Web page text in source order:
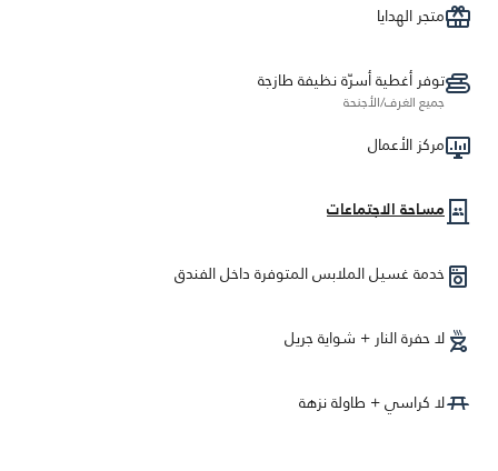
متجر الهدايا
توفر أغطية أسرّة نظيفة طازجة
جميع الغرف/الأجنحة
مركز الأعمال
مساحة الاجتماعات
خدمة غسيل الملابس المتوفرة داخل الفندق
لا حفرة النار + شواية جريل
لا كراسي + طاولة نزهة